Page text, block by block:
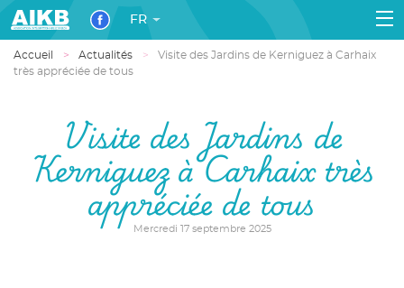
FR
Accueil Actualités
Visite des Jardins de Kerniguez à Carhaix
très appréciée de tous
Visite des Jardins de
Kerniguez à Carhaix très
appréciée de tous
Mercredi 17 septembre 2025